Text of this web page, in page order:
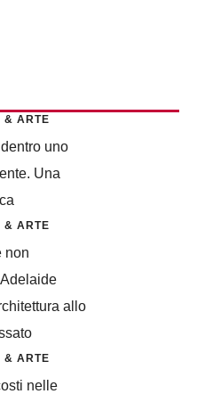
& ARTE
uno
Una
& ARTE
non
allo
& ARTE
nelle